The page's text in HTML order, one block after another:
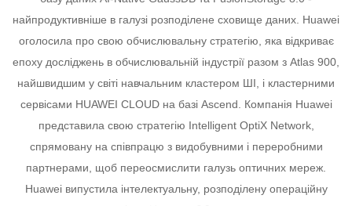
найпродуктивніше в галузі розподілене сховище даних. Huawei
оголосила про свою обчислювальну стратегію, яка відкриває
епоху досліджень в обчислювальній індустрії разом з Atlas 900,
найшвидшим у світі навчальним кластером ШІ, і кластерними
сервісами HUAWEI CLOUD на базі Ascend.
Компанія Huawei
представила свою стратегію Intelligent OptiX Network,
спрямовану на співпрацю з видобувними і переробними
партнерами, щоб переосмислити галузь оптичних мереж.
Huawei випустила інтелектуальну, розподілену операційну